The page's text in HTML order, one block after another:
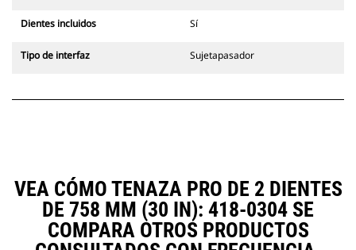
Dientes incluidos Sí
Tipo de interfaz Sujetapasador
VEA CÓMO TENAZA PRO DE 2 DIENTES
DE 758 MM (30 IN): 418-0304 SE
COMPARA OTROS PRODUCTOS